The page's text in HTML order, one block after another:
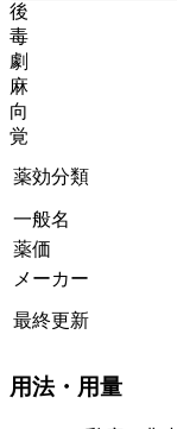
後
毒
劇
麻
向
覚
薬効分類
一般名
薬価
メーカー
最終更新
用法・用量